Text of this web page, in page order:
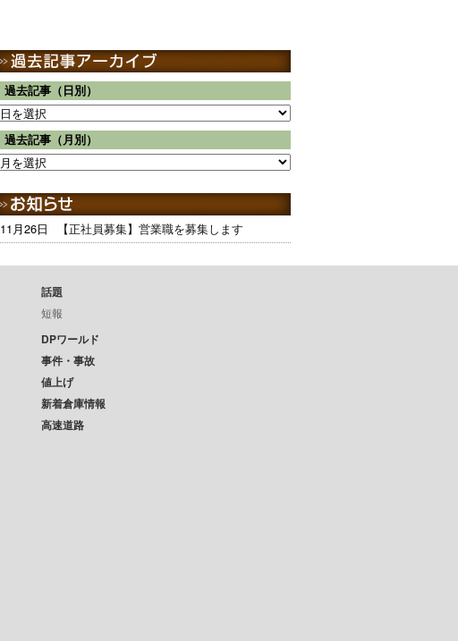
過去記事（日別）
過去記事（月別）
11月26日 【正社員募集】営業職を募集します
話題
短報
DPワールド
事件・事故
値上げ
新着倉庫情報
高速道路